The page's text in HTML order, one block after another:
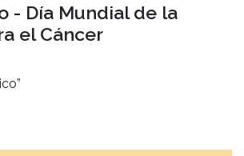
- Día Mundial de la
el Cáncer